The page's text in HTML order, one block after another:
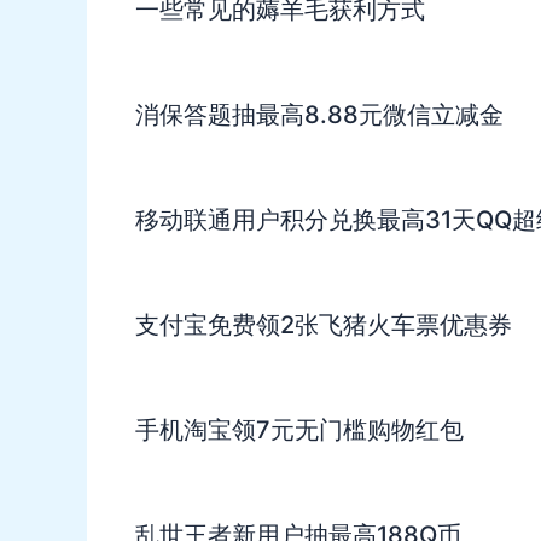
一些常见的薅羊毛获利方式
消保答题抽最高8.88元微信立减金
移动联通用户积分兑换最高31天QQ
支付宝免费领2张飞猪火车票优惠券
手机淘宝领7元无门槛购物红包
乱世王者新用户抽最高188Q币